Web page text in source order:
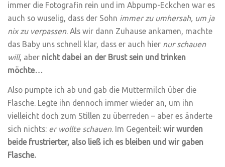
immer die Fotografin rein und im Abpump-Eckchen war es
auch so wuselig, dass der Sohn immer zu umhersah, um ja
nix zu verpassen. Als wir dann Zuhause ankamen, machte
das Baby uns schnell klar, dass er auch hier nur schauen
will, aber nicht dabei an der Brust sein und trinken
möchte…
Also pumpte ich ab und gab die Muttermilch über die
Flasche. Legte ihn dennoch immer wieder an, um ihn
vielleicht doch zum Stillen zu überreden – aber es änderte
sich nichts: er wollte schauen. Im Gegenteil: wir wurden
beide frustrierter, also ließ ich es bleiben und wir gaben
Flasche.